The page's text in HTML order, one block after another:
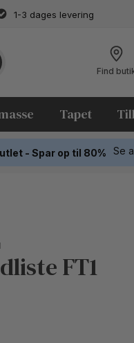
1-3 dages levering
Find
Tapet
- Spar op til 80% Se
FT1